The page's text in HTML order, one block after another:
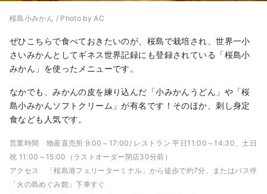
桜島小みかん / Photo by AC
ぜひこちらで食べておきたいのが、桜島で栽培され、世界一小
さいみかんとしてギネス世界記録にも登録されている「桜島小
みかん」を使ったメニューです。
なかでも、みかんの皮を練り込んだ「小みかんうどん」や「桜
島小みかんソフトクリーム」が有名です！そのほか、刺し身定
食なども人気です。
営業時間 物産直売所 9:00～17:00/ レストラン 平日11:00～14:30、土日
祝 11:00～15:00（ラストオーダー閉店30分前）
アクセス 「桜島港フェリーターミナル」から徒歩で約7分、またはバス停
「火の島めぐみ館」下車すぐ